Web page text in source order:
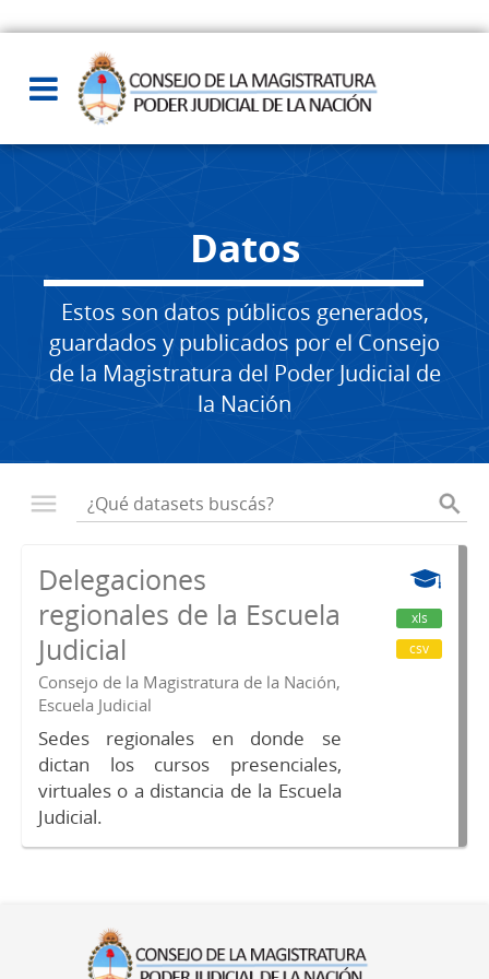
Datos
Estos son datos públicos generados,
guardados y publicados por el Consejo
de la Magistratura del Poder Judicial de
la Nación
Delegaciones
regionales de la Escuela
Judicial
Consejo de la Magistratura de la Nación,
Escuela Judicial
Sedes regionales en donde se
dictan los cursos presenciales,
virtuales o a distancia de la Escuela
Judicial.
xls
csv